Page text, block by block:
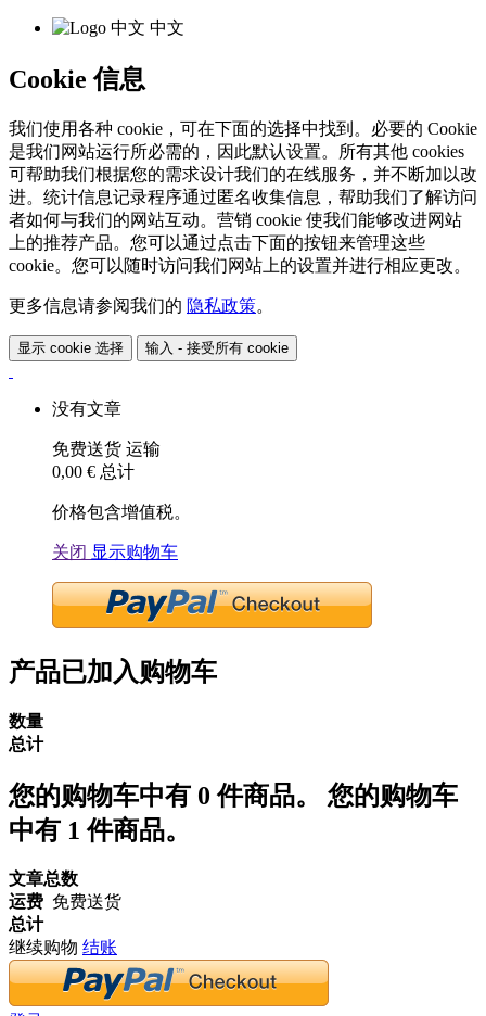
中文
Cookie 信息
我们使用各种 cookie，可在下面的选择中找到。必要的 Cookie
是我们网站运行所必需的，因此默认设置。所有其他 cookies
可帮助我们根据您的需求设计我们的在线服务，并不断加以改
进。统计信息记录程序通过匿名收集信息，帮助我们了解访问
者如何与我们的网站互动。营销 cookie 使我们能够改进网站
上的推荐产品。您可以通过点击下面的按钮来管理这些
cookie。您可以随时访问我们网站上的设置并进行相应更改。
更多信息请参阅我们的 隐私政策。
显示 cookie 选择 输入 - 接受所有 cookie
没有文章
免费送货 运输
0,00 € 总计
价格包含增值税。
关闭 显示购物车
产品已加入购物车
数量
总计
您的购物车中有 0 件商品。 您的购物车
中有 1 件商品。
文章总数
运费 免费送货
总计
继续购物 结账